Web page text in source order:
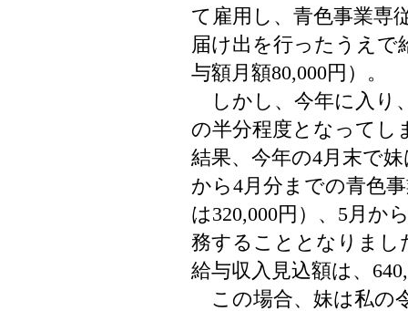
て雇用し、青色事業専
届け出を行ったうえで
与額月額80,000円）。
しかし、今年に入り
の半分程度となってし
結果、今年の4月末で
から4月分までの青色
は320,000円）、5月か
務することとなりまし
給与収入見込額は、
この場合、妹は私の